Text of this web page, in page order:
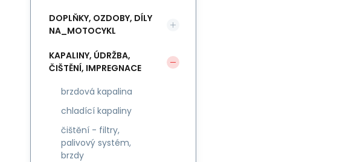
DOPLŇKY, OZDOBY, DÍLY
NA_MOTOCYKL
KAPALINY, ÚDRŽBA,
ČIŠTĚNÍ, IMPREGNACE
brzdová kapalina
chladící kapaliny
čištění - filtry,
palivový systém,
brzdy